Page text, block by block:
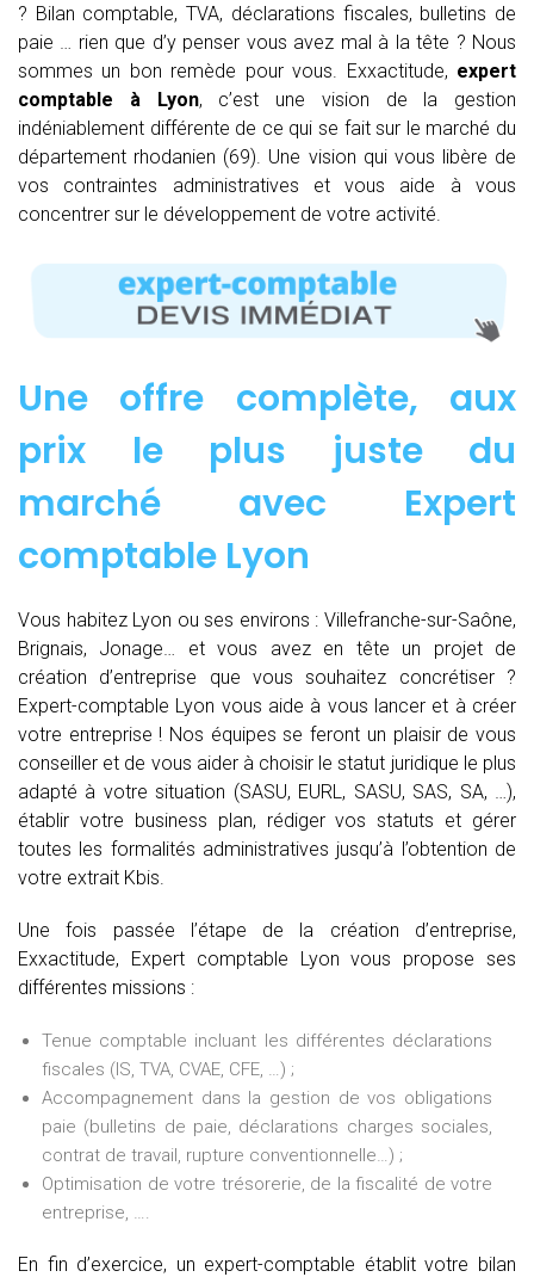
? Bilan comptable, TVA, déclarations fiscales, bulletins de
paie … rien que d’y penser vous avez mal à la tête ? Nous
sommes un bon remède pour vous. Exxactitude, expert
comptable à Lyon, c’est une vision de la gestion
indéniablement différente de ce qui se fait sur le marché du
département rhodanien (69). Une vision qui vous libère de
vos contraintes administratives et vous aide à vous
concentrer sur le développement de votre activité.
Une offre complète, aux
prix le plus juste du
marché avec Expert
comptable Lyon
Vous habitez Lyon ou ses environs : Villefranche-sur-Saône,
Brignais, Jonage… et vous avez en tête un projet de
création d’entreprise que vous souhaitez concrétiser ?
Expert-comptable Lyon vous aide à vous lancer et à créer
votre entreprise ! Nos équipes se feront un plaisir de vous
conseiller et de vous aider à choisir le statut juridique le plus
adapté à votre situation (SASU, EURL, SASU, SAS, SA, …),
établir votre business plan, rédiger vos statuts et gérer
toutes les formalités administratives jusqu’à l’obtention de
votre extrait Kbis.
Une fois passée l’étape de la création d’entreprise,
Exxactitude, Expert comptable Lyon vous propose ses
différentes missions :
Tenue comptable incluant les différentes déclarations
fiscales (IS, TVA, CVAE, CFE, …) ;
Accompagnement dans la gestion de vos obligations
paie (bulletins de paie, déclarations charges sociales,
contrat de travail, rupture conventionnelle…) ;
Optimisation de votre trésorerie, de la fiscalité de votre
entreprise, ….
En fin d’exercice, un expert-comptable établit votre bilan